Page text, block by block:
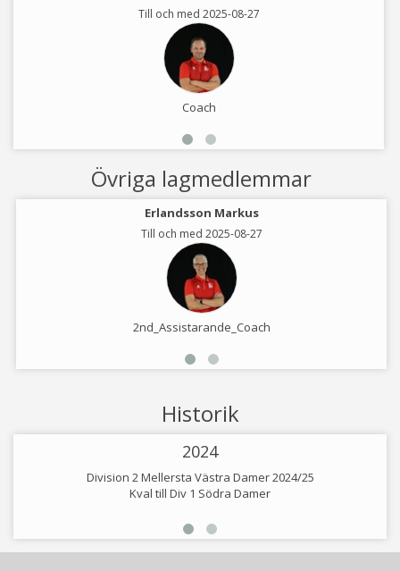
Till och med 2025-08-27
Coach
Övriga lagmedlemmar
Erlandsson Markus
Till och med 2025-08-27
2nd_Assistarande_Coach
Historik
2024
Division 2 Mellersta Västra Damer 2024/25
Kval till Div 1 Södra Damer